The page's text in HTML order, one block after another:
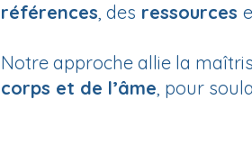
références, des ressources
Notre approche allie la
corps et de l’âme, pour